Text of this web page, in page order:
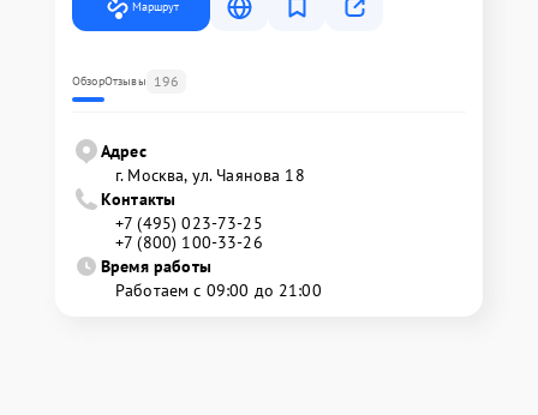
Маршрут
ОбзорОтзывы 196
Адрес
г. Москва, ул. Чаянова 18
Контакты
+7 (495) 023-73-25
+7 (800) 100-33-26
Время работы
Работаем с 09:00 до 21:00